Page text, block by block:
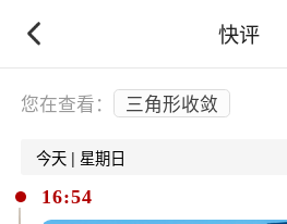
快评
下拉刷新
您在查看： 三角形收敛
今天 | 星期日
16:54